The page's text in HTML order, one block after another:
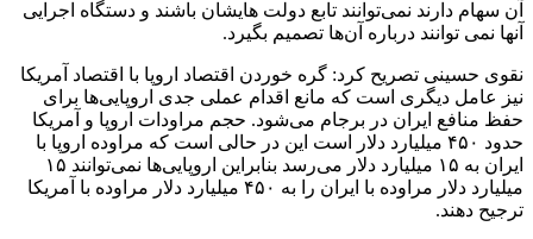
آن سهام دارند نمی‌توانند تابع دولت هایشان باشند و دستگاه اجرایی
آنها نمی توانند درباره آن‌ها تصمیم بگیرد.
نقوی حسینی تصریح کرد: گره خوردن اقتصاد اروپا با اقتصاد آمریکا
نیز عامل دیگری است که مانع اقدام عملی جدی اروپایی‌ها برای
حفظ منافع ایران در برجام می‌شود. حجم مراودات اروپا و آمریکا
حدود ۴۵۰ میلیارد دلار است این در حالی است که مراوده اروپا با
ایران به ۱۵ میلیارد دلار می‌رسد بنابراین اروپایی‌ها نمی‌توانند ۱۵
میلیارد دلار مراوده با ایران را به ۴۵۰ میلیارد دلار مراوده با آمریکا
ترجیح دهند.